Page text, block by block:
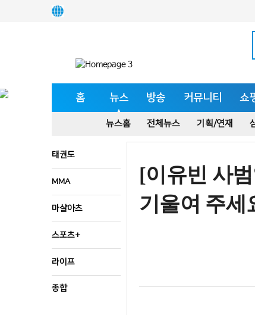
홈 뉴스 방송 커뮤니티 쇼
뉴스홈 전체뉴스 기획/연재
태권도
MMA
마샬아츠
스포츠+
라이프
종합
[이유빈 사
기울여 주세